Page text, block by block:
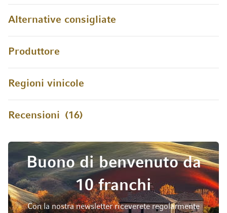
Alternative consigliate
Produttore
Regioni vinicole
Recensioni 16
Buono di benvenuto da
10 franchi
Con la nostra newsletter riceverete regolarmente